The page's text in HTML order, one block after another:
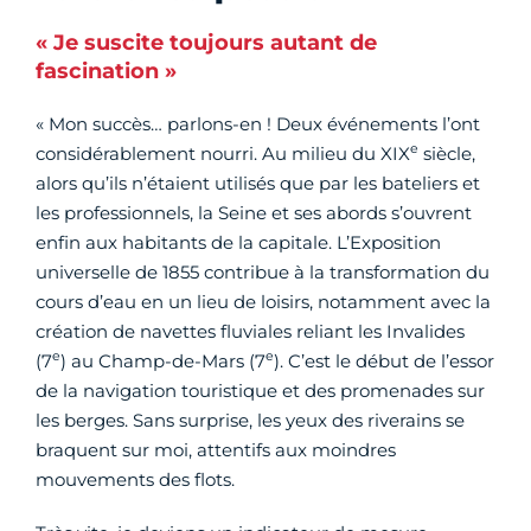
« Je suscite toujours autant de
fascination »
« Mon succès… parlons-en ! Deux événements l’ont
considérablement nourri. Au milieu du XIXe siècle,
alors qu’ils n’étaient utilisés que par les bateliers et
les professionnels, la Seine et ses abords s’ouvrent
enfin aux habitants de la capitale. L’Exposition
universelle de 1855 contribue à la transformation du
cours d’eau en un lieu de loisirs, notamment avec la
création de navettes fluviales reliant les Invalides
(7e) au Champ-de-Mars (7e). C’est le début de l’essor
de la navigation touristique et des promenades sur
les berges. Sans surprise, les yeux des riverains se
braquent sur moi, attentifs aux moindres
mouvements des flots.